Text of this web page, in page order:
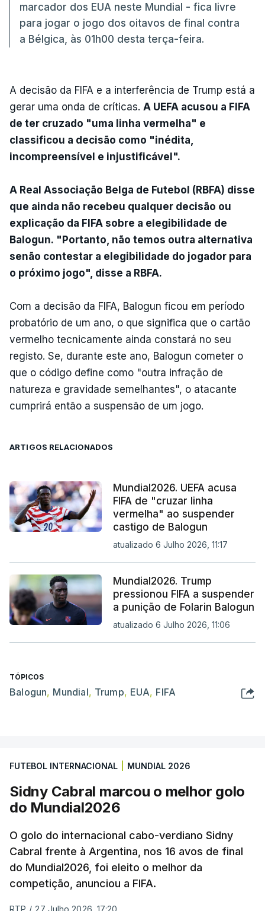
marcador dos EUA neste Mundial - fica livre
para jogar o jogo dos oitavos de final contra
a Bélgica, às 01h00 desta terça-feira.
A decisão da FIFA e a interferência de Trump está a
gerar uma onda de críticas. A UEFA acusou a FIFA
de ter cruzado "uma linha vermelha" e
classificou a decisão como "inédita,
incompreensível e injustificável".
A Real Associação Belga de Futebol (RBFA) disse
que ainda não recebeu qualquer decisão ou
explicação da FIFA sobre a elegibilidade de
Balogun. "Portanto, não temos outra alternativa
senão contestar a elegibilidade do jogador para
o próximo jogo", disse a RBFA.
Com a decisão da FIFA, Balogun ficou em período
probatório de um ano, o que significa que o cartão
vermelho tecnicamente ainda constará no seu
registo. Se, durante este ano, Balogun cometer o
que o código define como "outra infração de
natureza e gravidade semelhantes", o atacante
cumprirá então a suspensão de um jogo.
ARTIGOS RELACIONADOS
Mundial2026. UEFA acusa
FIFA de "cruzar linha
vermelha" ao suspender
castigo de Balogun
atualizado 6 Julho 2026, 11:17
Mundial2026. Trump
pressionou FIFA a suspender
a punição de Folarin Balogun
atualizado 6 Julho 2026, 11:06
TÓPICOS
Balogun, Mundial, Trump, EUA, FIFA
FUTEBOL INTERNACIONAL MUNDIAL 2026
Sidny Cabral marcou o melhor golo
do Mundial2026
O golo do internacional cabo-verdiano Sidny
Cabral frente à Argentina, nos 16 avos de final
do Mundial2026, foi eleito o melhor da
competição, anunciou a FIFA.
RTP / 27 Julho 2026, 17:20